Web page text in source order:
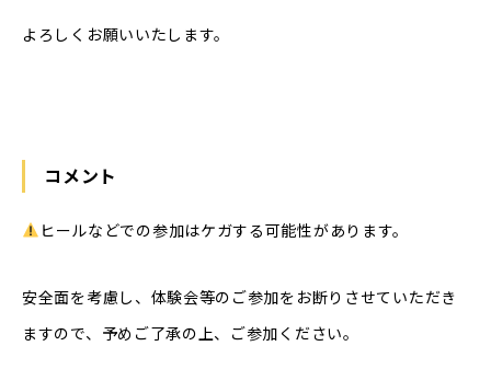
よろしくお願いいたします。
コメント
ヒールなどでの参加はケガする可能性があります。
安全面を考慮し、体験会等のご参加をお断りさせていただき
ますので、予めご了承の上、ご参加ください。